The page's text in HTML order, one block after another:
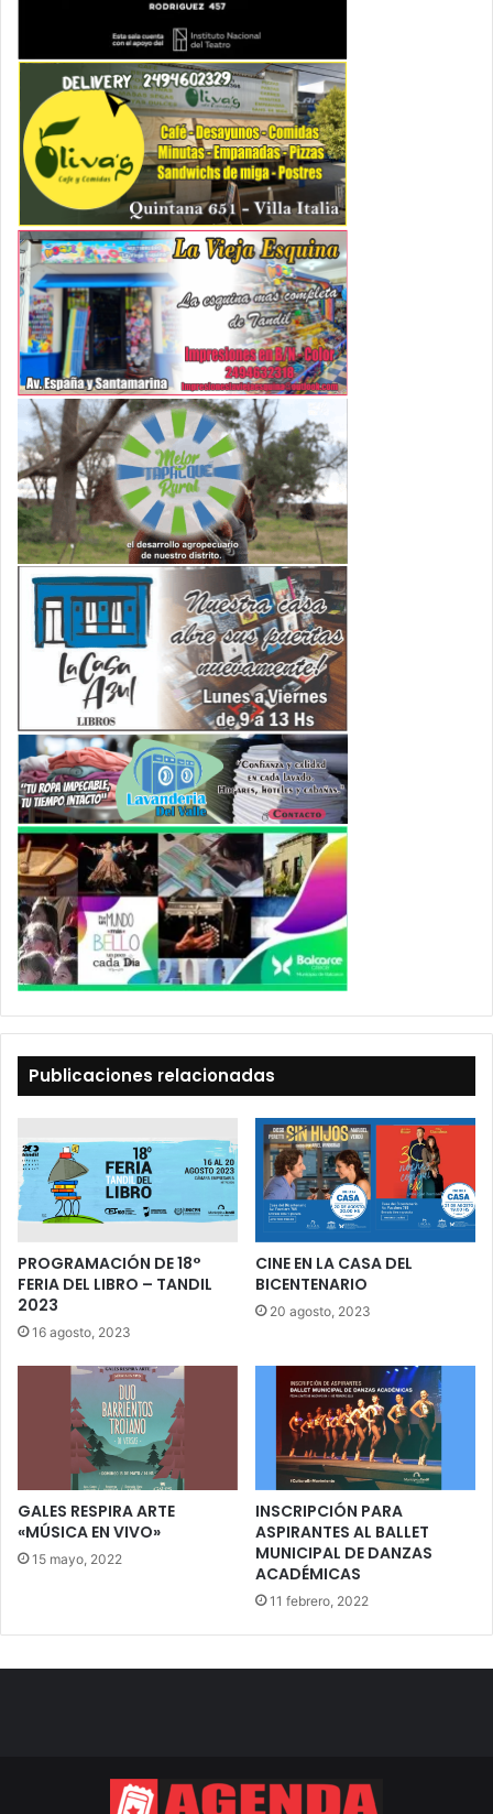
Publicaciones relacionadas
PROGRAMACIÓN DE 18°
FERIA DEL LIBRO – TANDIL
2023
16 agosto, 2023
CINE EN LA CASA DEL
BICENTENARIO
20 agosto, 2023
GALES RESPIRA ARTE
«MÚSICA EN VIVO»
15 mayo, 2022
INSCRIPCIÓN PARA
ASPIRANTES AL BALLET
MUNICIPAL DE DANZAS
ACADÉMICAS
11 febrero, 2022